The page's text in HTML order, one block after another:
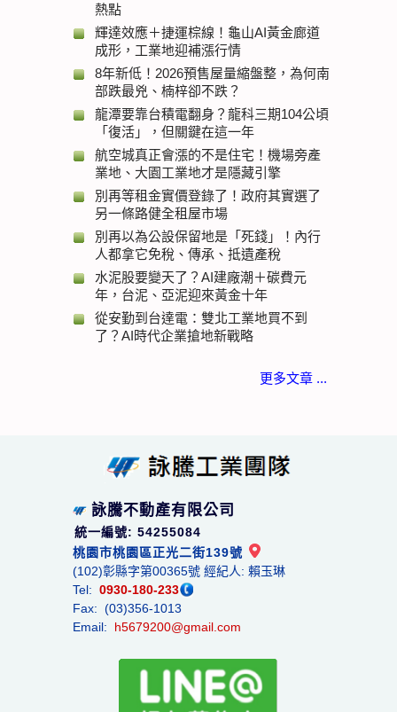
熱點
輝達效應＋捷運棕線！龜山AI黃金廊道
成形，工業地迎補漲行情
8年新低！2026預售屋量縮盤整，為何南
部跌最兇、楠梓卻不跌？
龍潭要靠台積電翻身？龍科三期104公頃
「復活」，但關鍵在這一年
航空城真正會漲的不是住宅！機場旁產
業地、大園工業地才是隱藏引擎
別再等租金實價登錄了！政府其實選了
另一條路健全租屋市場
別再以為公設保留地是「死錢」！內行
人都拿它免稅、傳承、抵遺產稅
水泥股要變天了？AI建廠潮＋碳費元
年，台泥、亞泥迎來黃金十年
從安勤到台達電：雙北工業地買不到
了？AI時代企業搶地新戰略
更多文章 ...
詠騰不動產有限公司
統一編號: 54255084
桃園市桃園區正光二街139號
(102)彰縣字第00365號 經紀人: 賴玉琳
Tel: 0930-180-233
Fax: (03)356-1013
Email: h5679200@gmail.com